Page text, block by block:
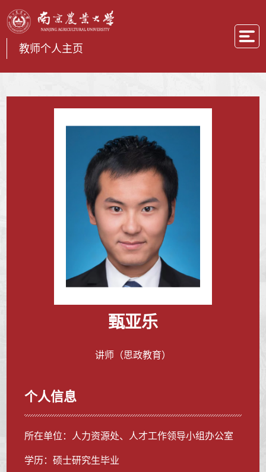
教师个人主页
甄亚乐
讲师（思政教育）
个人信息
所在单位：人力资源处、人才工作领导小组办公室
学历：硕士研究生毕业